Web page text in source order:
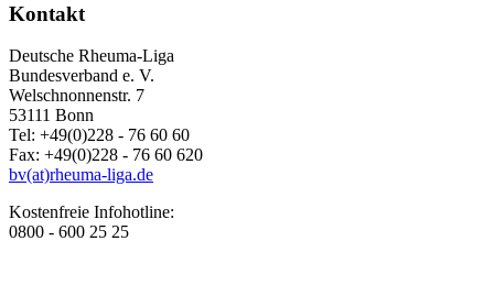
Kontakt
Deutsche Rheuma-Liga
Bundesverband e. V.
Welschnonnenstr. 7
53111 Bonn
Tel: +49(0)228 - 76 60 60
Fax: +49(0)228 - 76 60 620
bv(at)rheuma-liga.de
Kostenfreie Infohotline:
0800 - 600 25 25